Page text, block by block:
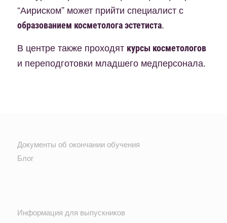
“Аириском” может прийти специалист с
образованием косметолога эстетиста.
В центре также проходят курсы косметологов
и переподготовки младшего медперсонала.
Документы об окончании обучения
Блог
Информация для выпускников